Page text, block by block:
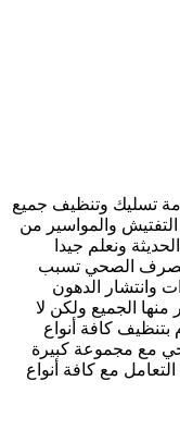
تسليك وتنظيف جميع
والمواسير من
ونعلم جيدا
الصحي تسبب
وانتشار الدهون
منها الجميع ولكن لا
كافة أنواع
مع مجموعة كبيرة
مع كافة أنواع